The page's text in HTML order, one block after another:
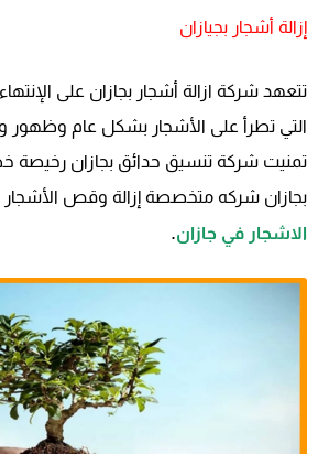
إزالة أشجار بجيازان
تتعهد شركة ازالة أشجار بجازان على
التي تطرأ على الأشجار بشكل عام وظهور
تمنيت شركة تنسيق حدائق بجازان رخيصة
بجازان شركه متخصصة إزالة وقص الأشجار
الاشجار في جازان.